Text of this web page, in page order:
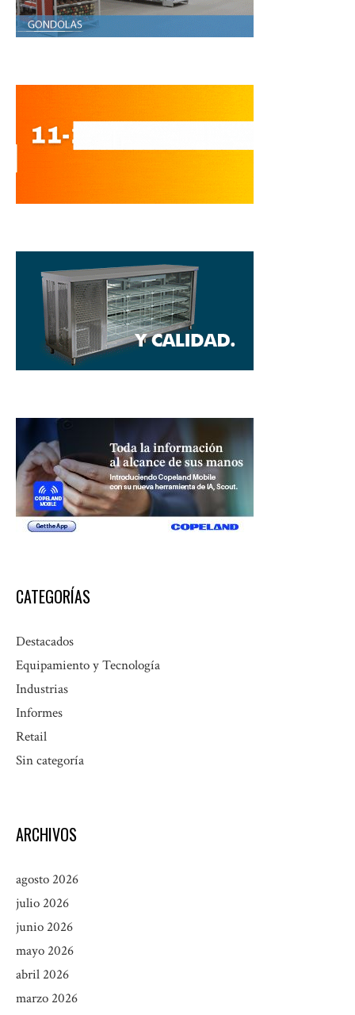
CATEGORÍAS
Destacados
Equipamiento y Tecnología
Industrias
Informes
Retail
Sin categoría
ARCHIVOS
agosto 2026
julio 2026
junio 2026
mayo 2026
abril 2026
marzo 2026